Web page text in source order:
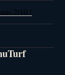
7/10 !